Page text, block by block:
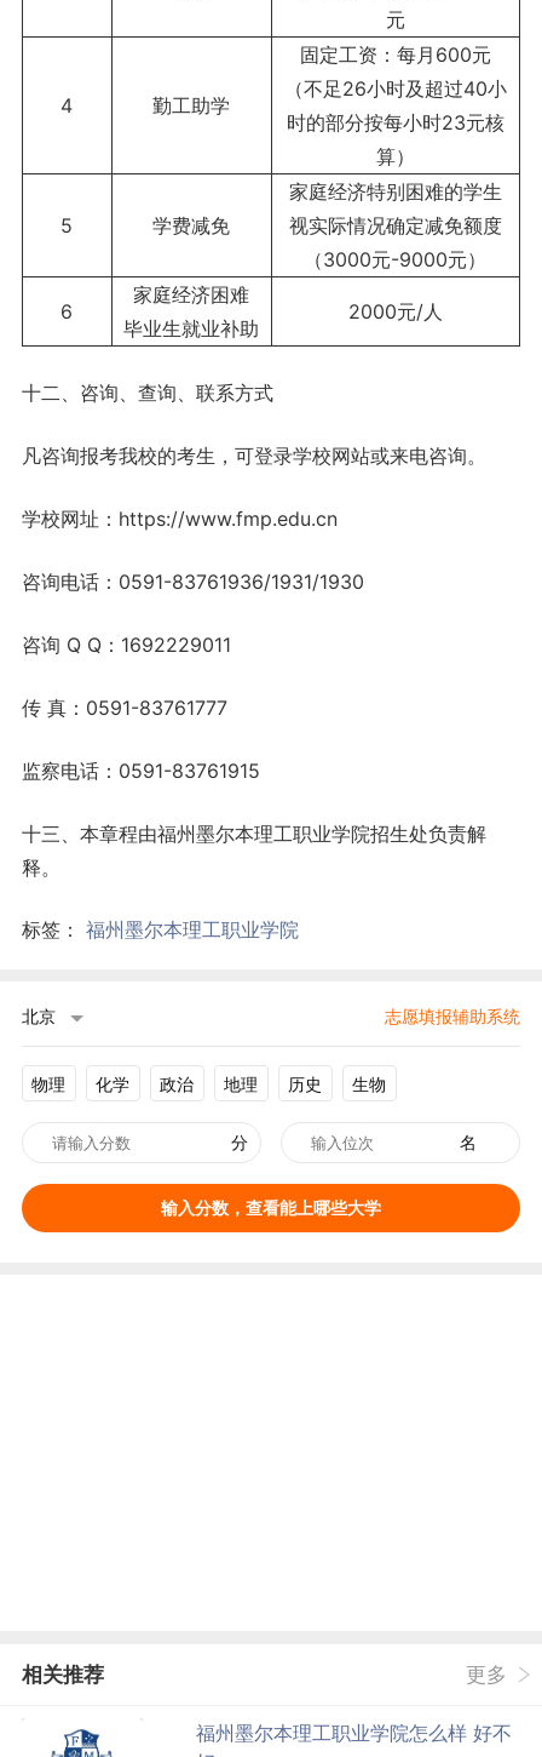
元
4 勤工助学
固定工资：每月600元
（不足26小时及超过40小
时的部分按每小时23元核
算）
5 学费减免
家庭经济特别困难的学生
视实际情况确定减免额度
（3000元-9000元）
6
家庭经济困难
毕业生就业补助
2000元/人
十二、咨询、查询、联系方式
凡咨询报考我校的考生，可登录学校网站或来电咨询。
学校网址：https://www.fmp.edu.cn
咨询电话：0591-83761936/1931/1930
咨询 Q Q：1692229011
传 真：0591-83761777
监察电话：0591-83761915
十三、本章程由福州墨尔本理工职业学院招生处负责解
释。
标签： 福州墨尔本理工职业学院
北京 志愿填报辅助系统
物理 化学 政治 地理 历史 生物
分 名
输入分数，查看能上哪些大学
相关推荐 更多
福州墨尔本理工职业学院怎么样 好不